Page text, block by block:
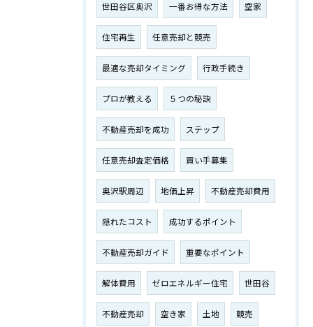
世田谷区奥沢 一番お得な方法 空家
住宅再生 任意売却と競売
最適な売却タイミング 行政手続き
プロが教える ５つの秘訣
不動産売却を成功 ステップ
任意売却査定価格 買い手募集
奥沢駅周辺 地価上昇 不動産売却費用
隠れたコスト 成功するポイント
不動産売却ガイド 重要なポイント
解体費用 ゼロエネルギー住宅 世田谷
不動産売却 空き家 土地 競売